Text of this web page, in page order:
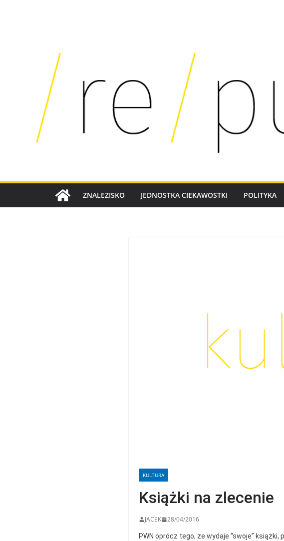
ZNALEZISKO JEDNOSTKA CIEKAWOSTKI POLITYKA
KULTURA
Książki na zlecenie
JACEK 28/04/2016
PWN oprócz tego, że wydaje “swoje”